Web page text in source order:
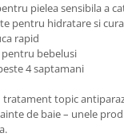
pielea sensibila a
pentru hidratare si
rapid
bebelusi
4 saptamani
tratament topic
de baie – unele